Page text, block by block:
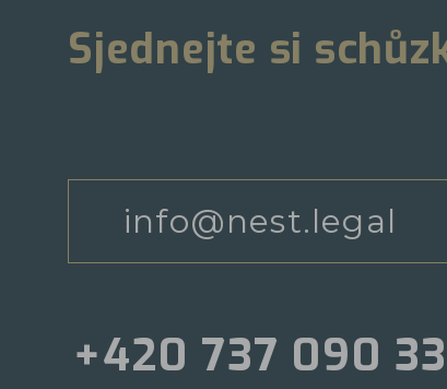
Sjednejte si
info@nest.legal
+420 737 090